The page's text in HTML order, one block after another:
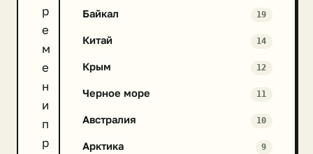
р
е
м
е
н
и
п
р
Байкал 19
Китай 14
Крым 12
Черное море 11
Австралия 10
Арктика 9